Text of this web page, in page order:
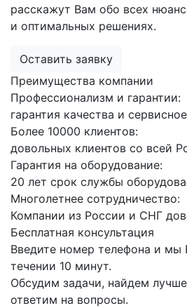
расскажут Вам обо всех
и оптимальных решениях.
Оставить заявку
Преимущества компании
Профессионализм и гарантии:
гарантия качества и
Более 10000 клиентов:
довольных клиентов со всей
Гарантия на оборудование:
20 лет срок службы
Многолетнее сотрудничество:
Компании из России и СНГ
Бесплатная консультация
Введите номер телефона и мы
течении 10 минут.
Обсудим задачи, найдем
ответим на вопросы.